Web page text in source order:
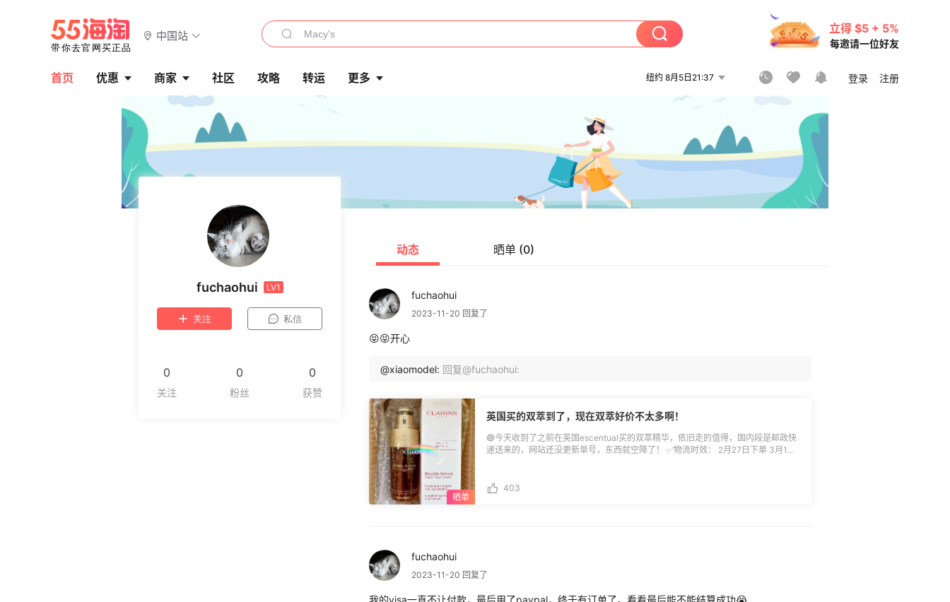
中国站
立得 $5 + 5%
每邀请一位好友
首页 优惠 商家 社区 攻略 转运 更多 纽约 8月5日21:37 登录 注册
fuchaohui LV1
关注 私信
0 0 0
动态 晒单 (0)
fuchaohui
2023-11-20 回复了
😝😝开心
@xiaomodel: 回复@fuchaohui:
英国买的双萃到了，现在双萃好价不太多啊！
🔵今天收到了之前在英国escentual买的双萃精华，依旧走的值得，国内段是邮政快
递送来的，网站还没更新单号，东西就空降了！ ✅物流时效： 2月27日下单 3月1日
放开后速度会提升，结果好像并没有哦。 ⚠️当时买了3瓶，到港后分箱出库，一个包
以继续买的！ ⚠️后面还会到2箱，开箱我就不重复发了，只发1次。再次感叹，在护
403
fuchaohui
2023-11-20 回复了
我的visa一直不让付款，最后用了paypal，终于有订单了。看看最后能不能结算成功😭